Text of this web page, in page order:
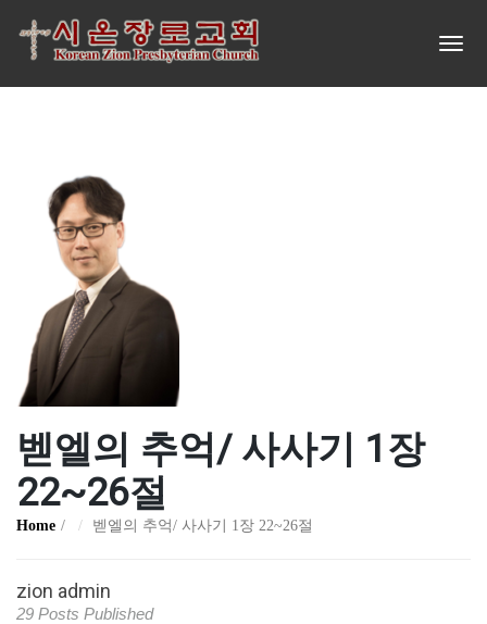
벧엘의 추억/ 사사기 1장
22~26절
Home 벧엘의 추억/ 사사기 1장 22~26절
zion admin
29 Posts Published